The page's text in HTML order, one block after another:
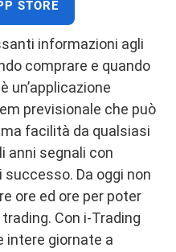
STORE
informazioni agli
comprare e quando
un’applicazione
previsionale che può
facilità da qualsiasi
anni segnali con
Da oggi non
ore ed ore per poter
Con i-Trading
intere giornate a